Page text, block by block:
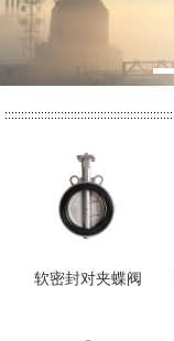
软密封对夹蝶阀